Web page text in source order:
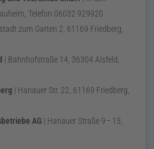
, Telefon 06032 929920
zum Garten 2 61169 Friedberg
| Bahnhofstraße 14 36304 Alsfeld
| Hanauer Str. 22 61169 Friedberg
AG | Hanauer Straße 9– 13